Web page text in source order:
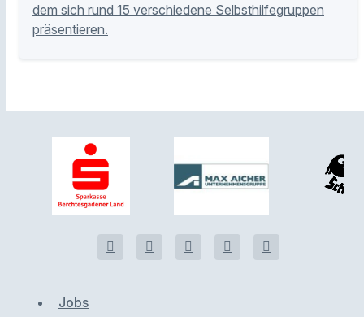
dem sich rund 15 verschiedene Selbsthilfegruppen
präsentieren.
Jobs